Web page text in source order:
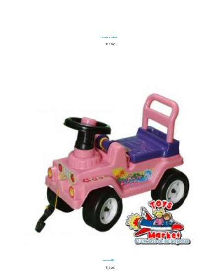
Monster Bloques
$32.900
Jeep sencillo
$76.900